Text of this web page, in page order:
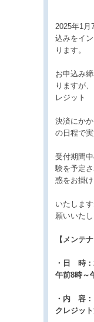
2025年1月
込みをイ
ります。
お申込み
りますが
レジット
決済にか
の日程で
受付期間
験を予定
惑をお掛け
いたしま
願いいたし
【メンテ
・日 時：
午前8時～
・内 容：
クレジッ